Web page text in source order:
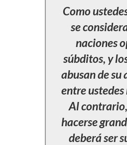
Como
se
naciones
súbditos, y
abusan de
entre ustedes
Al
hacerse
deberá ser